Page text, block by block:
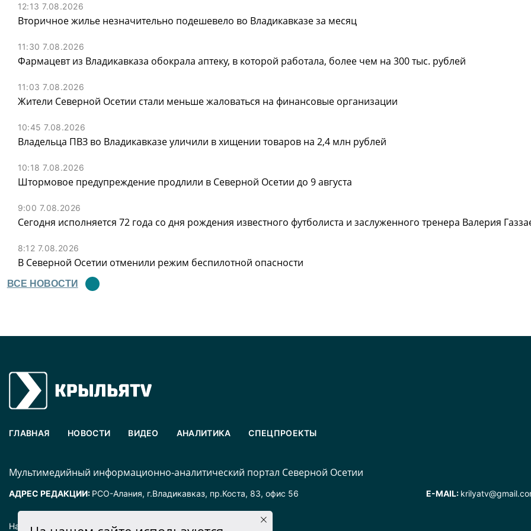
12:13 7.08.2026
Вторичное жилье незначительно подешевело во Владикавказе за месяц
11:30 7.08.2026
Фармацевт из Владикавказа обокрала аптеку, в которой работала, более чем на 300 тыс. рублей
11:03 7.08.2026
Жители Северной Осетии стали меньше жаловаться на финансовые организации
10:45 7.08.2026
Владельца ПВЗ во Владикавказе уличили в хищении товаров на 2,4 млн рублей
10:18 7.08.2026
Штормовое предупреждение продлили в Северной Осетии до 9 августа
9:00 7.08.2026
Сегодня исполняется 72 года со дня рождения известного футболиста и заслуженного тренера Валерия
8:12 7.08.2026
В Северной Осетии отменили режим беспилотной опасности
ВСЕ НОВОСТИ
Наименование издания: «Крылья».
ГЛАВНАЯ НОВОСТИ ВИДЕО АНАЛИТИКА СПЕЦПРОЕКТЫ
Mультимедийный информационно-аналитический портал Северной Осетии
АДРЕС РЕДАКЦИИ: РСО-Алания, г.Владикавказ, пр.Коста, 83, офис 56 E-MAIL: